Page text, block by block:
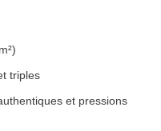
triples
et pressions